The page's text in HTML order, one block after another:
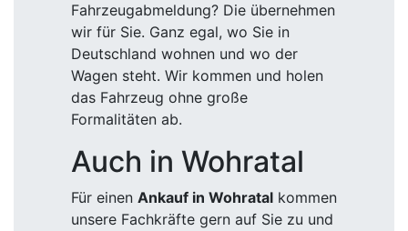
Fahrzeugabmeldung? Die übernehmen
wir für Sie. Ganz egal, wo Sie in
Deutschland wohnen und wo der
Wagen steht. Wir kommen und holen
das Fahrzeug ohne große
Formalitäten ab.
Auch in Wohratal
Für einen Ankauf in Wohratal kommen
unsere Fachkräfte gern auf Sie zu und